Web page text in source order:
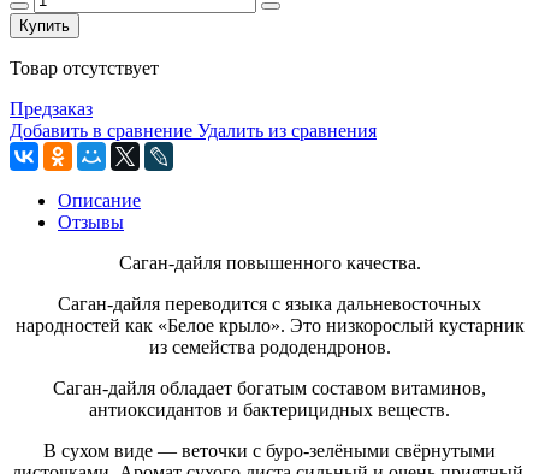
Купить
Товар отсутствует
Предзаказ
Добавить в сравнение Удалить из сравнения
Описание
Отзывы
Саган-дайля повышенного качества.
Саган-дайля переводится с языка дальневосточных
народностей как «Белое крыло». Это низкорослый кустарник
из семейства рододендронов.
Саган-дайля обладает богатым составом витаминов,
антиоксидантов и бактерицидных веществ.
В сухом виде — веточки с буро-зелёными свёрнутыми